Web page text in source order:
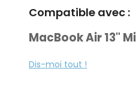
Compatible avec :
MacBook Air 13"
EMC 2632 :
Dis-moi tout !